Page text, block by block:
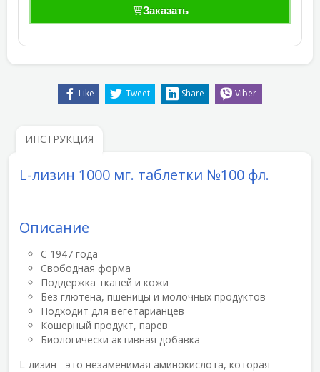
Заказать
Like Tweet Share Viber
ИНСТРУКЦИЯ
L-лизин 1000 мг. таблетки №100 фл.
Описание
С 1947 года
Свободная форма
Поддержка тканей и кожи
Без глютена, пшеницы и молочных продуктов
Подходит для вегетарианцев
Кошерный продукт, парев
Биологически активная добавка
L-лизин - это незаменимая аминокислота, которая